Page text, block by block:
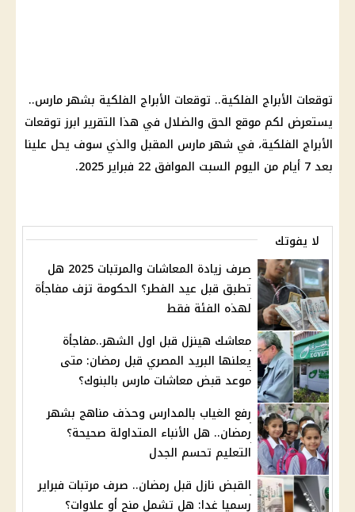
توقعات الأبراج الفلكية.. توقعات الأبراج الفلكية بشهر مارس..
يستعرض لكم موقع الحق والضلال في هذا التقرير ابرز توقعات
الأبراج الفلكية، في شهر مارس المقبل والذي سوف يحل علينا
بعد 7 أيام من اليوم السبت الموافق 22 فبراير 2025.
لا يفوتك
صرف زيادة المعاشات والمرتبات 2025 هل
تطبق قبل عيد الفطر؟ الحكومة تزف مفاجأة
لهذه الفئة فقط
معاشك هينزل قبل اول الشهر..مفاجأة
يعلنها البريد المصري قبل رمضان: متى
موعد قبض معاشات مارس بالبنوك؟
رفع الغياب بالمدارس وحذف مناهج بشهر
رمضان.. هل الأنباء المتداولة صحيحة؟
التعليم تحسم الجدل
القبض نازل قبل رمضان.. صرف مرتبات فبراير
رسميا غدا: هل تشمل منح أو علاوات؟